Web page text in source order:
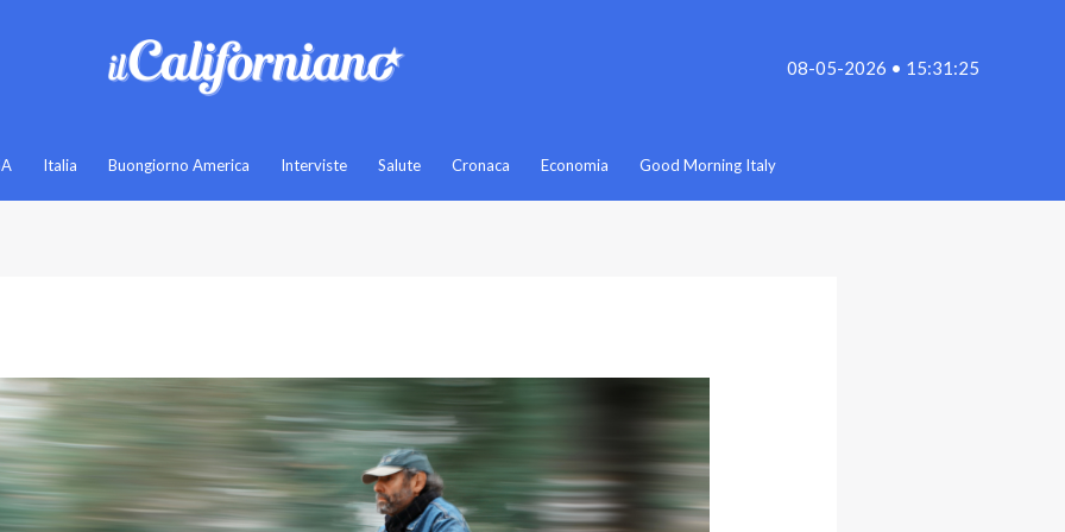
08-05-2026 • 15:31:25
Italia Buongiorno America Interviste Salute Cronaca Economia Good Morning Italy